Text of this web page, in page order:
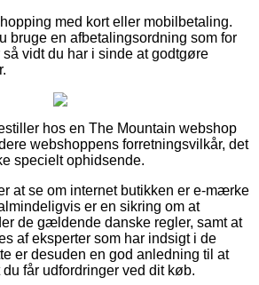
med kort eller mobilbetaling.
bruge en afbetalingsordning som for
vidt du har i sinde at godtgøre
hos en The Mountain webshop
webshoppens forretningsvilkår, det
specielt ophidsende.
at se om internet butikken er e-mærke
er en sikring om at
de gældende danske regler, samt at
af eksperter som har indsigt i de
er desuden en god anledning til at
får udfordringer ved dit køb.